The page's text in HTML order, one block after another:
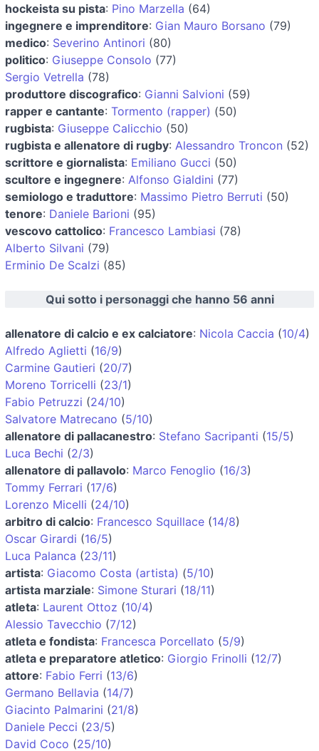
hockeista su pista: Pino Marzella (64)
ingegnere e imprenditore: Gian Mauro Borsano (79)
medico: Severino Antinori (80)
politico: Giuseppe Consolo (77)
Sergio Vetrella (78)
produttore discografico: Gianni Salvioni (59)
rapper e cantante: Tormento (rapper) (50)
rugbista: Giuseppe Calicchio (50)
rugbista e allenatore di rugby: Alessandro Troncon (52)
scrittore e giornalista: Emiliano Gucci (50)
scultore e ingegnere: Alfonso Gialdini (77)
semiologo e traduttore: Massimo Pietro Berruti (50)
tenore: Daniele Barioni (95)
vescovo cattolico: Francesco Lambiasi (78)
Alberto Silvani (79)
Erminio De Scalzi (85)
Qui sotto i personaggi che hanno 56 anni
allenatore di calcio e ex calciatore: Nicola Caccia (10/4)
Alfredo Aglietti (16/9)
Carmine Gautieri (20/7)
Moreno Torricelli (23/1)
Fabio Petruzzi (24/10)
Salvatore Matrecano (5/10)
allenatore di pallacanestro: Stefano Sacripanti (15/5)
Luca Bechi (2/3)
allenatore di pallavolo: Marco Fenoglio (16/3)
Tommy Ferrari (17/6)
Lorenzo Micelli (24/10)
arbitro di calcio: Francesco Squillace (14/8)
Oscar Girardi (16/5)
Luca Palanca (23/11)
artista: Giacomo Costa (artista) (5/10)
artista marziale: Simone Sturari (18/11)
atleta: Laurent Ottoz (10/4)
Alessio Tavecchio (7/12)
atleta e fondista: Francesca Porcellato (5/9)
atleta e preparatore atletico: Giorgio Frinolli (12/7)
attore: Fabio Ferri (13/6)
Germano Bellavia (14/7)
Giacinto Palmarini (21/8)
Daniele Pecci (23/5)
David Coco (25/10)